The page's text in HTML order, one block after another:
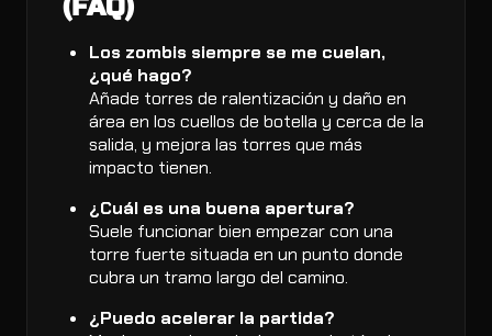
(FAQ)
Los zombis siempre se me cuelan,
¿qué hago?
Añade torres de ralentización y daño en
área en los cuellos de botella y cerca de la
salida, y mejora las torres que más
impacto tienen.
¿Cuál es una buena apertura?
Suele funcionar bien empezar con una
torre fuerte situada en un punto donde
cubra un tramo largo del camino.
¿Puedo acelerar la partida?